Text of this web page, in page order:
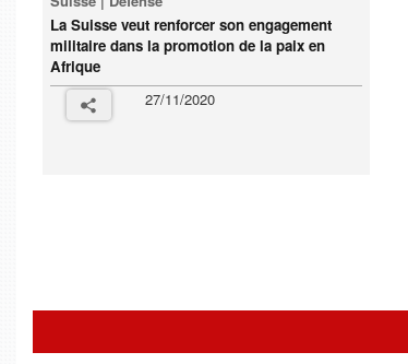
La Suisse veut renforcer son engagement
militaire dans la promotion de la paix en
Afrique
27/11/2020